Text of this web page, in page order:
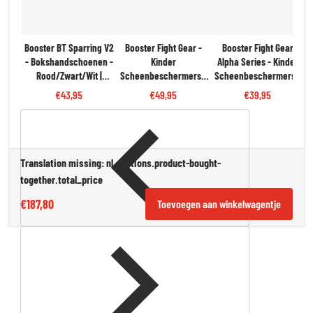
Booster BT Sparring V2
- Bokshandschoenen -
Rood/Zwart/Wit |
Perfect voor Training
€43,95
Booster Fight Gear -
Kinder
Scheenbeschermers -
Goud/Zwart | Licht &
Sterk
€49,95
Booster Fight Gear
Alpha Series - Kinder
Scheenbeschermers -
Zwart | Licht & Sterk
€39,95
Translation missing: nl.sections.product-bought-
together.total_price
€187,80 Toevoegen aan winkelwagentje